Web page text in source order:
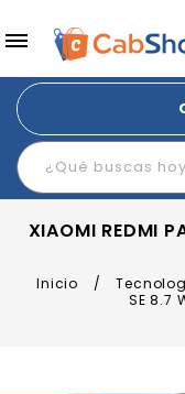
XIAOMI REDMI
Inicio /
SE 8.7